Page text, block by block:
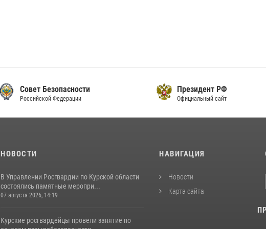
Совет Безопасности
Российской Федерации
Президент РФ
Официальный сайт
НОВОСТИ
В Управлении Росгвардии по Курской области
состоялись памятные меропри...
07 августа 2026, 14:19
Курские росгвардейцы провели занятие по
НАВИГАЦИЯ
Новости
Карта сайта